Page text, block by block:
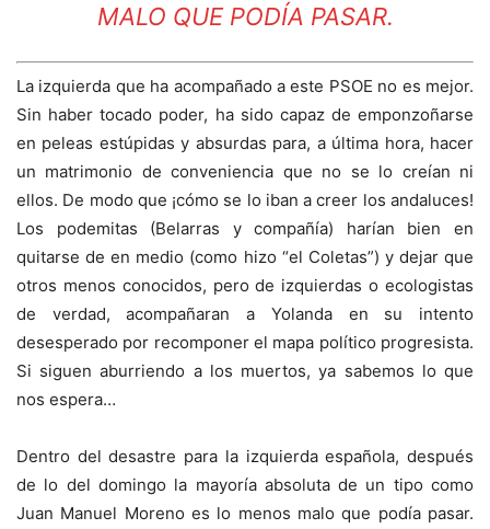
MALO QUE PODÍA PASAR.
La izquierda que ha acompañado a este PSOE no es mejor.
Sin haber tocado poder, ha sido capaz de emponzoñarse
en peleas estúpidas y absurdas para, a última hora, hacer
un matrimonio de conveniencia que no se lo creían ni
ellos. De modo que ¡cómo se lo iban a creer los andaluces!
Los podemitas (Belarras y compañía) harían bien en
quitarse de en medio (como hizo “el Coletas”) y dejar que
otros menos conocidos, pero de izquierdas o ecologistas
de verdad, acompañaran a Yolanda en su intento
desesperado por recomponer el mapa político progresista.
Si siguen aburriendo a los muertos, ya sabemos lo que
nos espera…
Dentro del desastre para la izquierda española, después
de lo del domingo la mayoría absoluta de un tipo como
Juan Manuel Moreno es lo menos malo que podía pasar.